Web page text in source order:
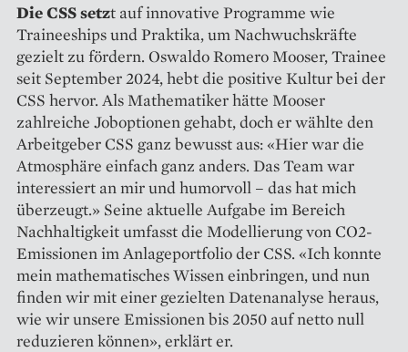
Die CSS setzt auf innovative Programme wie
Traineeships und Praktika, um Nachwuchskräfte
gezielt zu fördern. Oswaldo Romero Mooser, Trainee
seit September 2024, hebt die positive Kultur bei der
CSS hervor. Als Mathematiker hätte Mooser
zahlreiche Joboptionen gehabt, doch er wählte den
Arbeitgeber CSS ganz bewusst aus: «Hier war die
Atmosphäre einfach ganz anders. Das Team war
interessiert an mir und humorvoll – das hat mich
überzeugt.» Seine aktuelle Aufgabe im Bereich
Nachhaltigkeit umfasst die Modellierung von CO2-
Emissionen im Anlageportfolio der CSS. «Ich konnte
mein mathematisches Wissen einbringen, und nun
finden wir mit einer gezielten Datenanalyse heraus,
wie wir unsere Emissionen bis 2050 auf netto null
reduzieren können», erklärt er.